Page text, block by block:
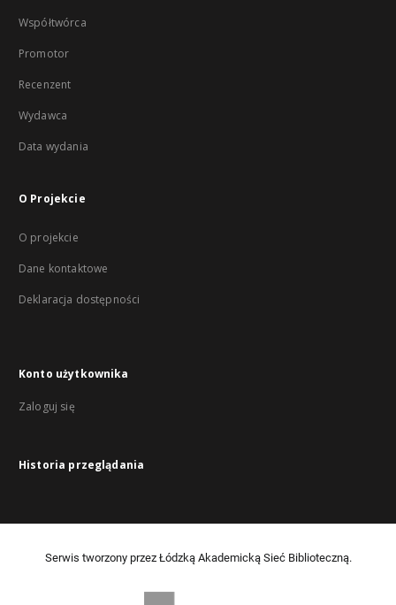
Współtwórca
Promotor
Recenzent
Wydawca
Data wydania
O Projekcie
O projekcie
Dane kontaktowe
Deklaracja dostępności
Konto użytkownika
Zaloguj się
Historia przeglądania
Serwis tworzony przez Łódzką Akademicką Sieć Biblioteczną.